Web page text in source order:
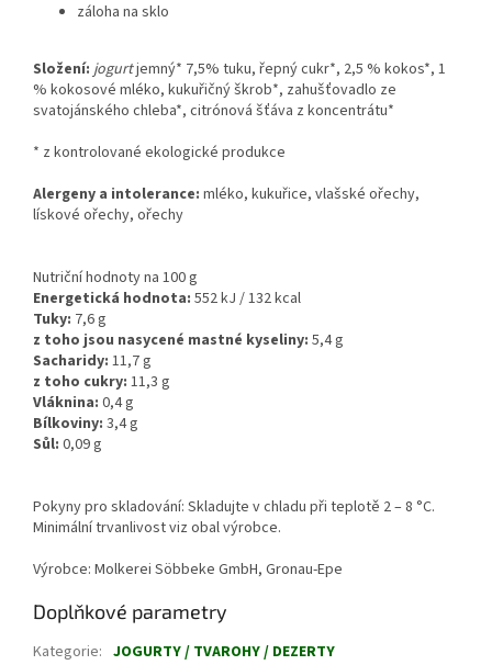
záloha na sklo
Složení: jogurtjemný* 7,5% tuku, řepný cukr*, 2,5 % kokos*, 1
% kokosové mléko, kukuřičný škrob*, zahušťovadlo ze
svatojánského chleba*, citrónová šťáva z koncentrátu*
* z kontrolované ekologické produkce
Alergeny a intolerance: mléko, kukuřice, vlašské ořechy,
lískové ořechy, ořechy
Nutriční hodnoty na 100 g
Energetická hodnota: 552 kJ / 132 kcal
Tuky: 7,6g
z toho jsou nasycené mastné kyseliny: 5,4g
Sacharidy: 11,7g
z toho cukry: 11,3 g
Vláknina: 0,4g
Bílkoviny: 3,4g
Sůl: 0,09g
Pokyny pro skladování: Skladujte v chladu při teplotě 2 – 8 °C.
Minimální trvanlivost viz obal výrobce.
Výrobce: Molkerei Söbbeke GmbH, Gronau-Epe
Doplňkové parametry
Kategorie: JOGURTY / TVAROHY / DEZERTY